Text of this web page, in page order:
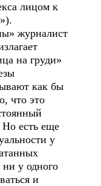
лицом к
журналист
на груди»
как бы
что это
есть еще
у
ни у одного
и